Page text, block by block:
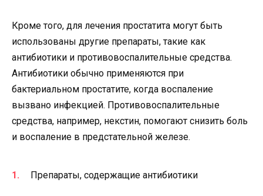
Кроме того, для лечения простатита могут быть
использованы другие препараты, такие как
антибиотики и противовоспалительные средства.
Антибиотики обычно применяются при
бактериальном простатите, когда воспаление
вызвано инфекцией. Противовоспалительные
средства, например, некстин, помогают снизить боль
и воспаление в предстательной железе.
Препараты, содержащие антибиотики